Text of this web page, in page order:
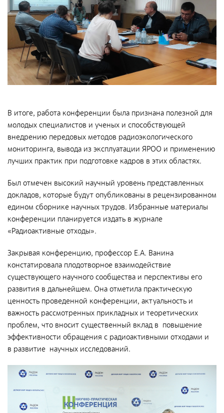
В итоге, работа конференции была признана полезной для
молодых специалистов и ученых и способствующей
внедрению передовых методов радиоэкологического
мониторинга, вывода из эксплуатации ЯРОО и применению
лучших практик при подготовке кадров в этих областях.
Был отмечен высокий научный уровень представленных
докладов, которые будут опубликованы в рецензированном
едином сборнике научных трудов. Избранные материалы
конференции планируется издать в журнале
«Радиоактивные отходы».
Закрывая конференцию, профессор Е.А. Ванина
констатировала плодотворное взаимодействие
существующего научного сообщества и перспективы его
развития в дальнейшем. Она отметила практическую
ценность проведенной конференции, актуальность и
важность рассмотренных прикладных и теоретических
проблем, что вносит существенный вклад в повышение
эффективности обращения с радиоактивными отходами и
в развитие научных исследований.
Уральский филиал
Уральский территориальный округ
Южный территориальный округ
Приволжский территориальный округ
Северо-Западный территориальный округ
Услуги
Контроль и прием РАО и ИИИ от организаций-
поставщиков
Транспортирование РАО
Переработка и кондиционирование РАО
Обеспечение безопасного хранения РАО
Обследование объектов и территорий на соответствие
требованиям радиационной безопасности
Обследование радиоактивно загрязненных и
потенциально радиоактивно загрязненных объектов и
территорий
Проведение оперативных работ по ликвидации
радиационно-аварийных ситуаций
Дезактивация и реабилитация радиоактивно
загрязненных объектов и территорий
Дезактивация радиоактивно загрязненной спецодежды,
защитных средств и оборудования
Радиационно-экологический мониторинг объектов
Радиационный контроль изделий и материалов